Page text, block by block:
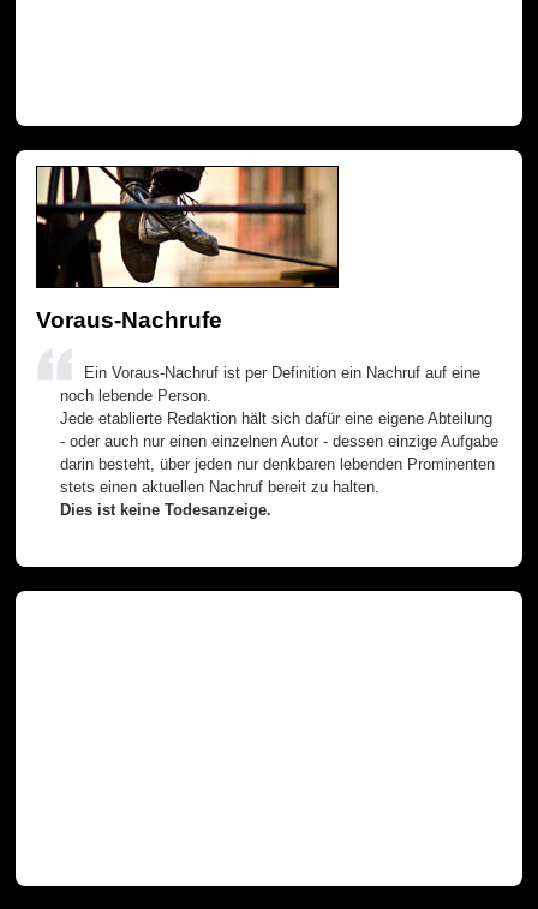
Voraus-Nachrufe
Ein Voraus-Nachruf ist per Definition ein Nachruf auf eine
noch lebende Person.
Jede etablierte Redaktion hält sich dafür eine eigene Abteilung
- oder auch nur einen einzelnen Autor - dessen einzige Aufgabe
darin besteht, über jeden nur denkbaren lebenden Prominenten
stets einen aktuellen Nachruf bereit zu halten.
Dies ist keine Todesanzeige.